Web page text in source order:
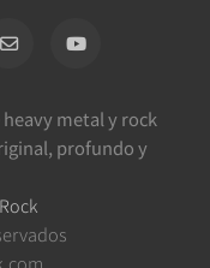
metal y rock
profundo y